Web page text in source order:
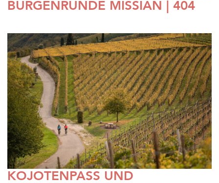
BURGENRUNDE MISSIAN | 404
KOJOTENPASS UND